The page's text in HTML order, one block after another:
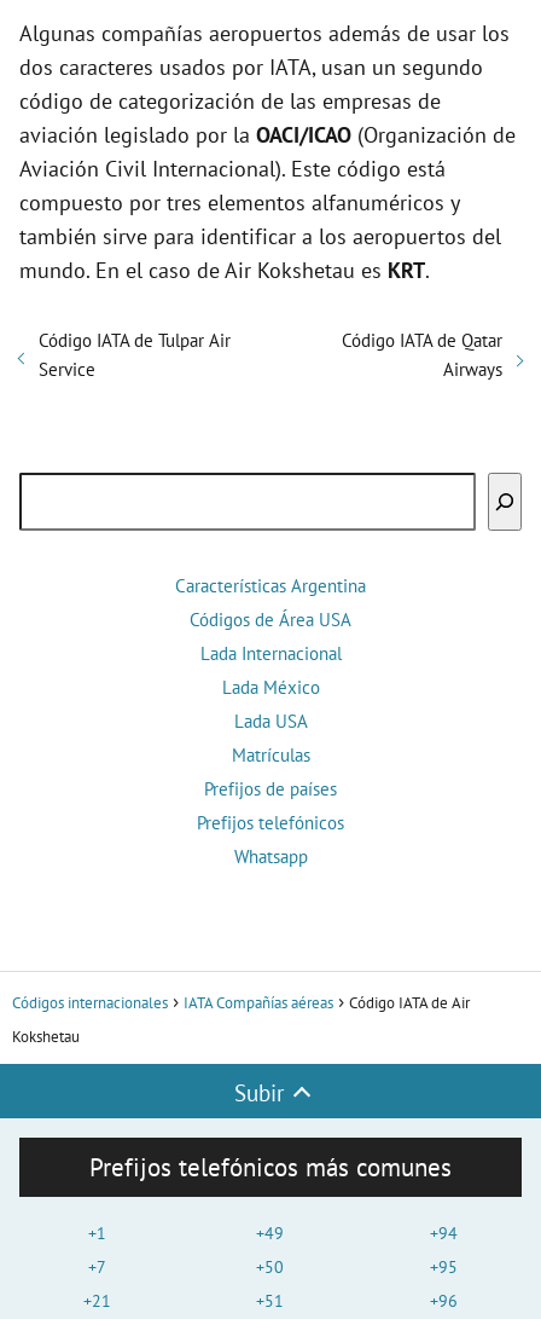
Algunas compañías aeropuertos además de usar los
dos caracteres usados por IATA, usan un segundo
código de categorización de las empresas de
aviación legislado por la OACI/ICAO (Organización de
Aviación Civil Internacional). Este código está
compuesto por tres elementos alfanuméricos y
también sirve para identificar a los aeropuertos del
mundo. En el caso de Air Kokshetau es KRT.
Código IATA de Tulpar Air
Service
Código IATA de Qatar
Airways
Características Argentina
Códigos de Área USA
Lada Internacional
Lada México
Lada USA
Matrículas
Prefijos de países
Prefijos telefónicos
Whatsapp
Códigos internacionales IATA Compañías aéreas
Código IATA de Air
Kokshetau
Subir
Prefijos telefónicos más comunes
+1
+7
+21
+49
+50
+51
+94
+95
+96